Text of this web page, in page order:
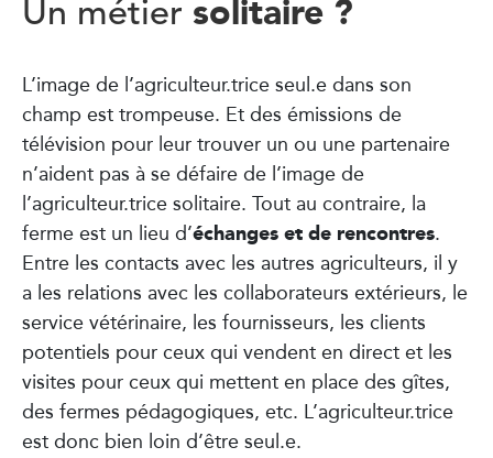
Un métier
L’image de l’agriculteur.trice seul.e dans son
champ est trompeuse. Et des émissions de
télévision pour leur trouver un ou une partenaire
n’aident pas à se défaire de l’image de
l’agriculteur.trice solitaire. Tout au contraire, la
ferme est un lieu d’échanges et de rencontres.
Entre les contacts avec les autres agriculteurs, il y
a les relations avec les collaborateurs extérieurs, le
service vétérinaire, les fournisseurs, les clients
potentiels pour ceux qui vendent en direct et les
visites pour ceux qui mettent en place des gîtes,
des fermes pédagogiques, etc. L’agriculteur.trice
est donc bien loin d’être seul.e.